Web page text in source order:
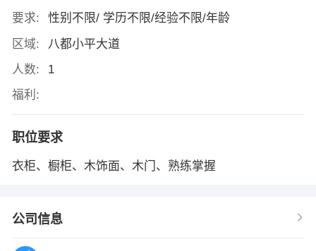
要求:
性别不限/ 学历不限/经验不限/年龄
区域:
八都小平大道
人数:
1
福利:
职位要求
衣柜、橱柜、木饰面、木门、熟练掌握
公司信息